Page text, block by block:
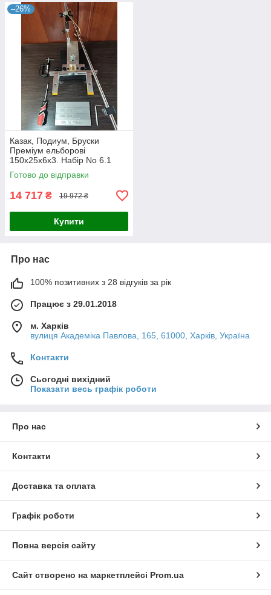
–26%
Казак, Подиум, Бруски
Преміум ельборові
150х25х6х3. Набір No 6.1
Готово до відправки
14 717 ₴ 19 972 ₴
Купити
Про нас
100% позитивних з 28 відгуків за рік
Працює з 29.01.2018
м. Харків
вулиця Академіка Павлова, 165, 61000, Харків, Україна
Контакти
Сьогодні вихідний
Показати весь графік роботи
Про нас
Контакти
Доставка та оплата
Графік роботи
Повна версія сайту
Сайт створено на маркетплейсі Prom.ua